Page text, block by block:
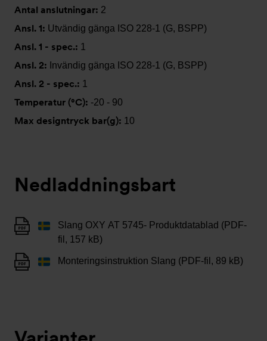
Antal anslutningar: 2
Ansl. 1: Utvändig gänga ISO 228-1 (G, BSPP)
Ansl. 1 - spec.: 1
Ansl. 2: Invändig gänga ISO 228-1 (G, BSPP)
Ansl. 2 - spec.: 1
Temperatur (°C): -20 - 90
Max designtryck bar(g): 10
Nedladdningsbart
Slang OXY AT 5745- Produktdatablad (PDF-
fil, 157 kB)
Monteringsinstruktion Slang (PDF-fil, 89 kB)